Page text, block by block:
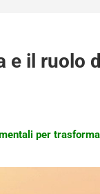
e il ruolo
per